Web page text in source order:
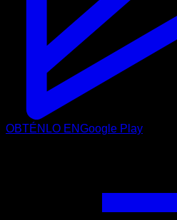
OBTÉNLO ENGoogle Play